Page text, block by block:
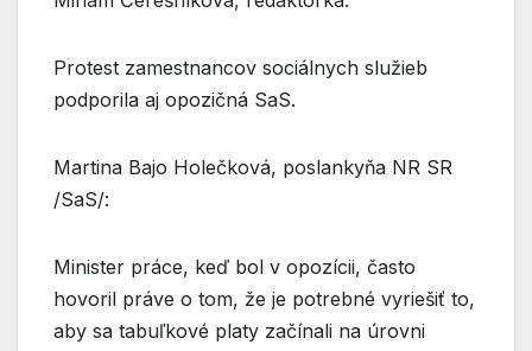
Protest zamestnancov sociálnych služieb
podporila aj opozičná SaS.
Martina Bajo Holečková, poslankyňa NR SR
/SaS/:
Minister práce, keď bol v opozícii, často
hovoril práve o tom, že je potrebné vyriešiť to,
aby sa tabuľkové platy začínali na úrovni